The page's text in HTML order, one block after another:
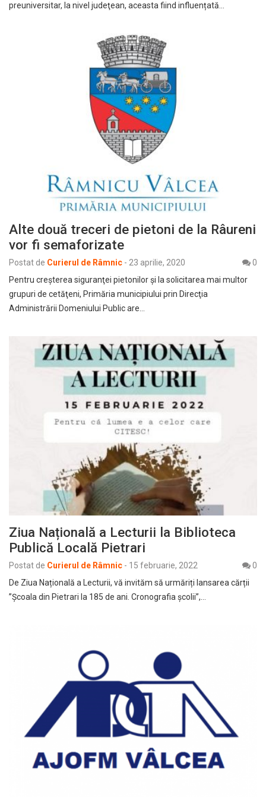
preuniversitar, la nivel judeţean, aceasta fiind influențată…
Alte două treceri de pietoni de la Râureni
vor fi semaforizate
Postat de Curierul de Râmnic - 23 aprilie, 2020
0
Pentru creşterea siguranţei pietonilor şi la solicitarea mai multor
grupuri de cetăţeni, Primăria municipiului prin Direcţia
Administrării Domeniului Public are…
Ziua Națională a Lecturii la Biblioteca
Publică Locală Pietrari
Postat de Curierul de Râmnic - 15 februarie, 2022
0
De Ziua Națională a Lecturii, vă invităm să urmăriți lansarea cărții
”Școala din Pietrari la 185 de ani. Cronografia școlii”,…